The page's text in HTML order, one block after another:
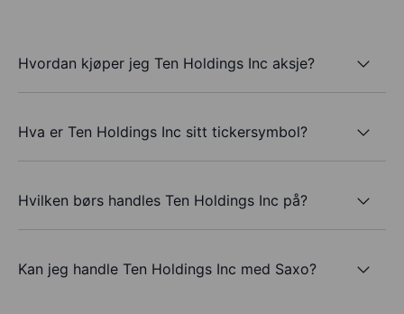
Hvordan kjøper jeg Ten Holdings Inc aksje?
Hva er Ten Holdings Inc sitt tickersymbol?
Hvilken børs handles Ten Holdings Inc på?
Kan jeg handle Ten Holdings Inc med Saxo?